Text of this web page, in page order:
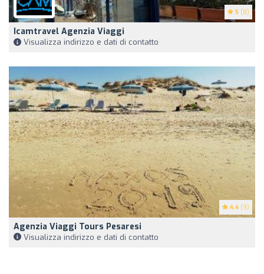
5 (8)
Icamtravel Agenzia Viaggi
Visualizza indirizzo e dati di contatto
4.4 (9)
Agenzia Viaggi Tours Pesaresi
Visualizza indirizzo e dati di contatto